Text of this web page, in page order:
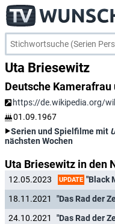
Uta Briesewitz
Deutsche
https://de.wikipedia.org/
01.09.1967
Serien und Spielfilme mit
nächsten Wochen
Uta Briesewitz in den
12.05.2023 UPDATE "Black
18.11.2021
"Das Rad der
24.10.2021